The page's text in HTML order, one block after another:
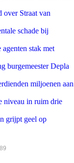
over Straat van
schade bij
stak met
burgemeester Depla
miljoenen aan
niveau in ruim drie
grijpt geel op